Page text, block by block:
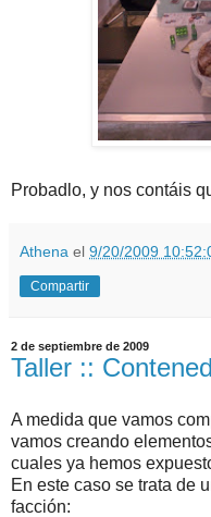
Probadlo, y nos contáis
Athena el 9/20/2009
Compartir
2 de septiembre de 2009
Taller ::
A medida que vamos
vamos creando
cuales ya hemos
En este caso se trata de
facción: